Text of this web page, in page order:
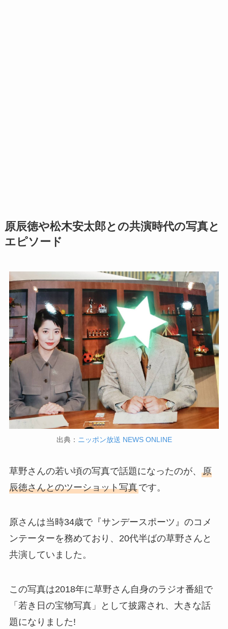
原辰徳や松木安太郎との共演時代の写真と
エピソード
出典： ニッポン放送 NEWS ONLINE
草野さんの若い頃の写真で話題になったのが、 原
辰徳さんとのツーショット写真です。
原さんは当時34歳で『サンデースポーツ』のコメ
ンテーターを務めており、20代半ばの草野さんと
共演していました。
この写真は2018年に草野さん自身のラジオ番組で
「若き日の宝物写真」として披露され、大きな話
題になりました!